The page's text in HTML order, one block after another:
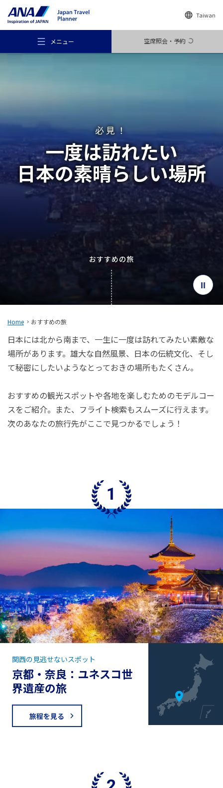
Taiwan
メニュー 空席照会・予約
おすすめの旅
旅のアイデア
行き先
旅のお役立ち情報
閉じる
必見！
一度は訪れたい
日本の素晴らしい場所
おすすめの旅
Home おすすめの旅
日本には北から南まで、一生に一度は訪れてみたい素敵な
場所があります。雄大な自然風景、日本の伝統文化、そし
て秘密にしたいようなとっておきの場所もたくさん。
おすすめの観光スポットや各地を楽しむためのモデルコー
スをご紹介。また、フライト検索もスムーズに行えます。
次のあなたの旅行先がここで見つかるでしょう！
京都・奈良：ユネスコ世
界遺産の旅
関西の見逃せないスポット
旅程を見る